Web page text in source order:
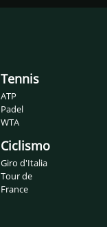
Tennis
ATP
Padel
WTA
Ciclismo
Giro d'Italia
Tour de
France